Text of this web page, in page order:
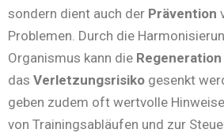
sondern dient auch der Prävention
Problemen. Durch die
Organismus kann die Regeneration
das Verletzungsrisiko gesenkt
geben zudem oft wertvolle
von Trainingsabläufen und zur